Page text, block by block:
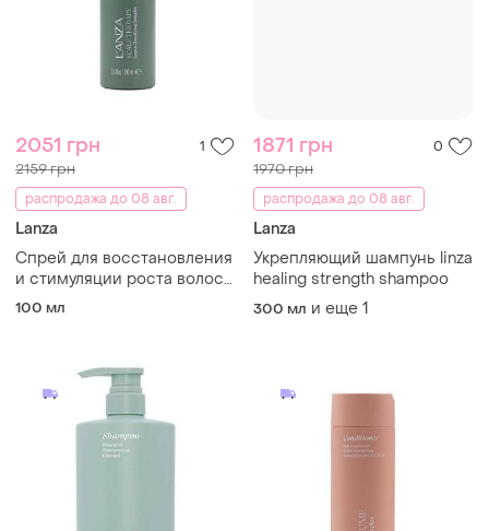
2051 грн 1
2159 грн
распродажа до 08 авг.
Lanza
Спрей для восстановления
и стимуляции роста волос
l`anza healing nourish
100 мл
1871 грн 0
1970 грн
распродажа до 08 авг.
Lanza
Укрепляющий шампунь linza
healing strength shampoo
300 мл и еще 1